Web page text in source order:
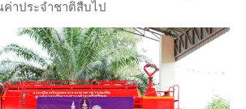
าประจำชาติสืบไป